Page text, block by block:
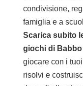
condivisione,
famiglia e a
Scarica subito
giochi di Babbo
giocare con i
risolvi e